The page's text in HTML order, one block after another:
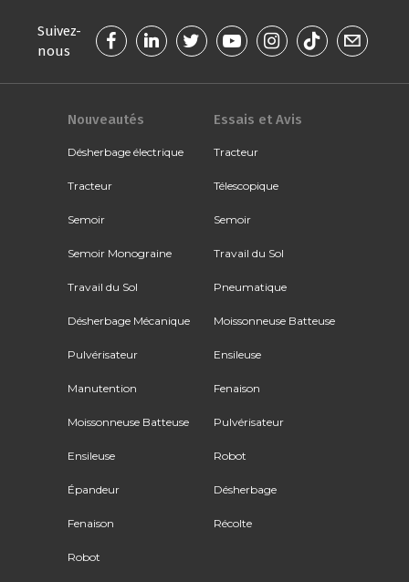
Suivez-
nous
Nouveautés
Désherbage électrique
Tracteur
Semoir
Semoir Monograine
Travail du Sol
Désherbage Mécanique
Pulvérisateur
Manutention
Moissonneuse Batteuse
Ensileuse
Épandeur
Fenaison
Robot
Essais et Avis
Tracteur
Télescopique
Semoir
Travail du Sol
Pneumatique
Moissonneuse Batteuse
Ensileuse
Fenaison
Pulvérisateur
Robot
Désherbage
Récolte